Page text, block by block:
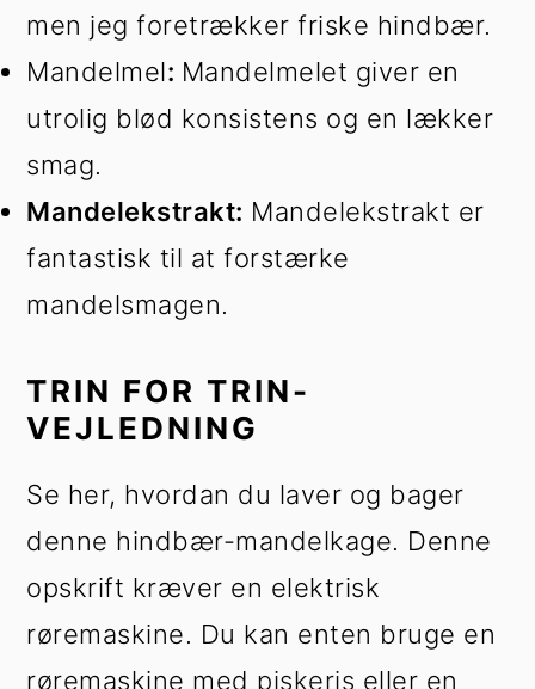
men jeg foretrækker friske hindbær.
Mandelmel: Mandelmelet giver en
utrolig blød konsistens og en lækker
smag.
Mandelekstrakt: Mandelekstrakt er
fantastisk til at forstærke
mandelsmagen.
TRIN FOR TRIN-
VEJLEDNING
Se her, hvordan du laver og bager
denne hindbær-mandelkage. Denne
opskrift kræver en elektrisk
røremaskine. Du kan enten bruge en
røremaskine med piskeris eller en